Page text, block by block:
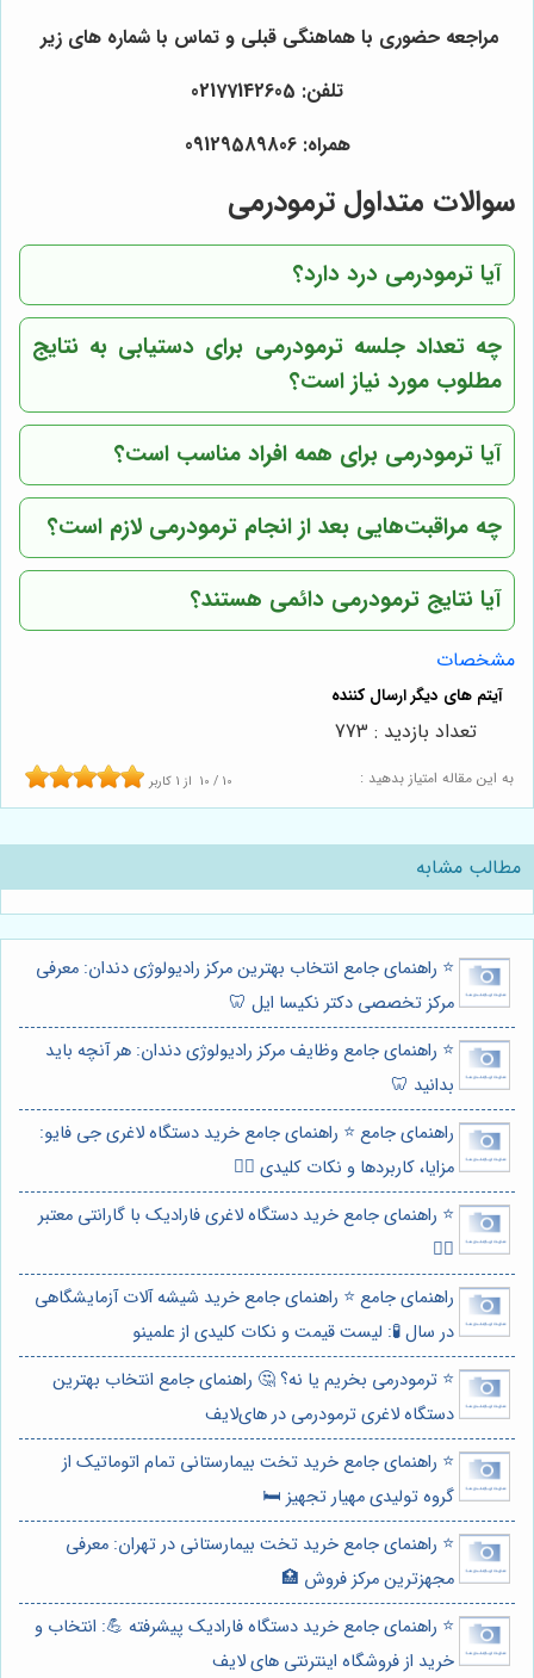
مراجعه حضوری با هماهنگی قبلی و تماس با شماره های زیر
تلفن: 02177142605
همراه: 09129589806
سوالات متداول ترمودرمی
آیا ترمودرمی درد دارد؟
چه تعداد جلسه ترمودرمی برای دستیابی به نتایج
مطلوب مورد نیاز است؟
آیا ترمودرمی برای همه افراد مناسب است؟
چه مراقبت‌هایی بعد از انجام ترمودرمی لازم است؟
آیا نتایج ترمودرمی دائمی هستند؟
مشخصات
به این مقاله امتیاز بدهید : 10 / 10 از 1 کاربر
تعداد بازدید : 773
مطالب مشابه
⭐️ راهنمای جامع انتخاب بهترین مرکز رادیولوژی دندان: معرفی
مرکز تخصصی دکتر نکیسا ایل 🦷
⭐️ راهنمای جامع وظایف مرکز رادیولوژی دندان: هر آنچه باید
بدانید 🦷
راهنمای جامع ⭐️ راهنمای جامع خرید دستگاه لاغری جی فایو:
مزایا، کاربردها و نکات کلیدی 🏋️‍♀️
⭐️ راهنمای جامع خرید دستگاه لاغری فارادیک با گارانتی معتبر
🏋️‍♀️
راهنمای جامع ⭐️ راهنمای جامع خرید شیشه آلات آزمایشگاهی
در سال 🧪: لیست قیمت و نکات کلیدی از علمینو
⭐️ ترمودرمی بخریم یا نه؟ 🤔 راهنمای جامع انتخاب بهترین
دستگاه لاغری ترمودرمی در های‌لایف
⭐️ راهنمای جامع خرید تخت بیمارستانی تمام اتوماتیک از
گروه تولیدی مهیار تجهیز 🛏️
⭐️ راهنمای جامع خرید تخت بیمارستانی در تهران: معرفی
مجهزترین مرکز فروش 🏥
⭐️ راهنمای جامع خرید دستگاه فارادیک پیشرفته 💪: انتخاب و
خرید از فروشگاه اینترنتی های لایف